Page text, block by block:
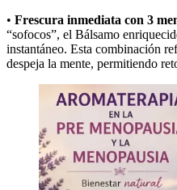
• Frescura inmediata con 3
“sofocos”, el Bálsamo
instantáneo. Esta combinación
despeja la mente, permitiendo